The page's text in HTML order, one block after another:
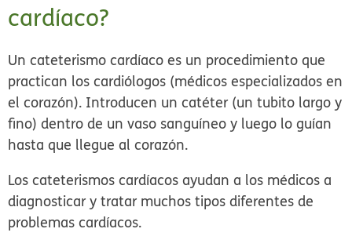
cardíaco?
Un cateterismo cardíaco es un procedimiento que
practican los cardiólogos (médicos especializados en
el corazón). Introducen un catéter (un tubito largo y
fino) dentro de un vaso sanguíneo y luego lo guían
hasta que llegue al corazón.
Los cateterismos cardíacos ayudan a los médicos a
diagnosticar y tratar muchos tipos diferentes de
problemas cardíacos.